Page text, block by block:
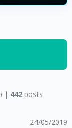
| 442 posts
24/05/2019